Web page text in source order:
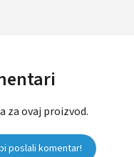
za ovaj proizvod.
poslali komentar!